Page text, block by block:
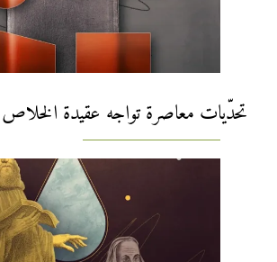
تحدّيات معاصرة تواجه عقيدة الخلاص